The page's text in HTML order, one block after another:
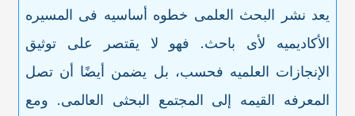
یعد نشر البحث العلمی خطوه أساسیه فی المسیره
الأکادیمیه لأی باحث. فهو لا یقتصر على توثیق
الإنجازات العلمیه فحسب، بل یضمن أیضًا أن تصل
المعرفه القیمه إلى المجتمع البحثی العالمی. ومع